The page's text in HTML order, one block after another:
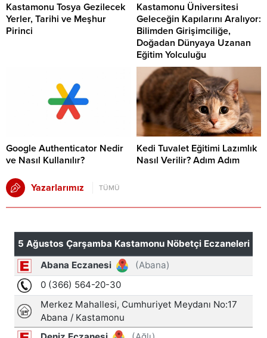
Kastamonu Tosya Gezilecek
Yerler, Tarihi ve Meşhur
Pirinci
Kastamonu Üniversitesi
Geleceğin Kapılarını Aralıyor:
Bilimden Girişimciliğe,
Doğadan Dünyaya Uzanan
Eğitim Yolculuğu
Google Authenticator Nedir
ve Nasıl Kullanılır?
Kedi Tuvalet Eğitimi Lazımlık
Nasıl Verilir? Adım Adım
Yazarlarımız TÜMÜ